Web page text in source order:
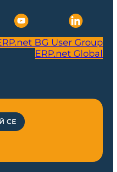
BG User Group
ERP.net Global